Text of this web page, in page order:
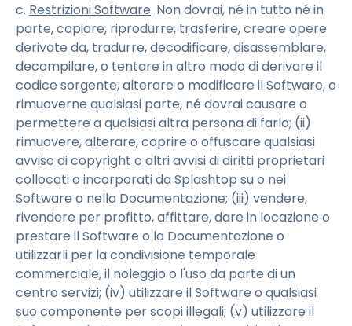
c. Restrizioni Software. Non dovrai, né in tutto né in
parte, copiare, riprodurre, trasferire, creare opere
derivate da, tradurre, decodificare, disassemblare,
decompilare, o tentare in altro modo di derivare il
codice sorgente, alterare o modificare il Software, o
rimuoverne qualsiasi parte, né dovrai causare o
permettere a qualsiasi altra persona di farlo; (ii)
rimuovere, alterare, coprire o offuscare qualsiasi
avviso di copyright o altri avvisi di diritti proprietari
collocati o incorporati da Splashtop su o nei
Software o nella Documentazione; (iii) vendere,
rivendere per profitto, affittare, dare in locazione o
prestare il Software o la Documentazione o
utilizzarli per la condivisione temporale
commerciale, il noleggio o l'uso da parte di un
centro servizi; (iv) utilizzare il Software o qualsiasi
suo componente per scopi illegali; (v) utilizzare il